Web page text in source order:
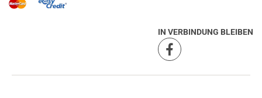
IN VERBINDUNG BLEIBEN